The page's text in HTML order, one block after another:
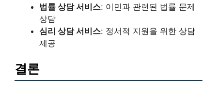
법률 상담 서비스: 이민과 관련된 법률 문제
상담
심리 상담 서비스: 정서적 지원을 위한 상담
제공
결론